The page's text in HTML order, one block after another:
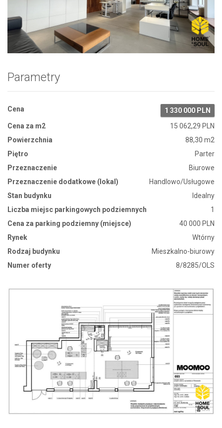
Zdjęcie 1
Parametry
Cena
1 330 000 PLN
Cena za m2
15 062,29 PLN
Powierzchnia
88,30 m2
Piętro
Parter
Przeznaczenie
Biurowe
Przeznaczenie dodatkowe (lokal)
Handlowo/Usługowe
Stan budynku
Idealny
Liczba miejsc parkingowych podziemnych
1
Cena za parking podziemny (miejsce)
40 000 PLN
Rynek
Wtórny
Rodzaj budynku
Mieszkalno-biurowy
Numer oferty
8/8285/OLS